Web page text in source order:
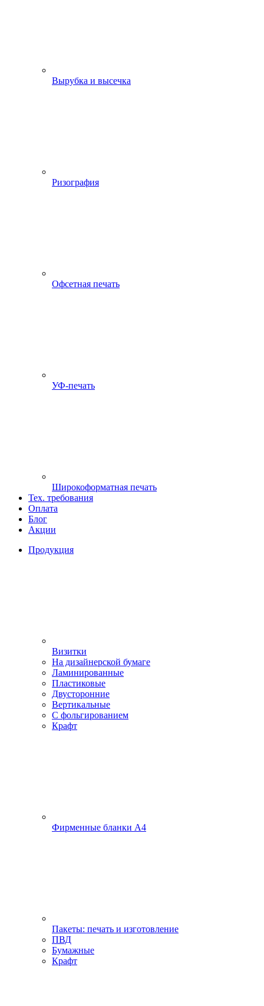
Вырубка и высечка
Ризография
Офсетная печать
УФ-печать
Широкоформатная печать
Тех. требования
Оплата
Блог
Акции
Продукция
Визитки
На дизайнерской бумаге
Ламинированные
Пластиковые
Двусторонние
Вертикальные
С фольгированием
Крафт
Фирменные бланки А4
Пакеты: печать и изготовление
ПВД
Бумажные
Крафт